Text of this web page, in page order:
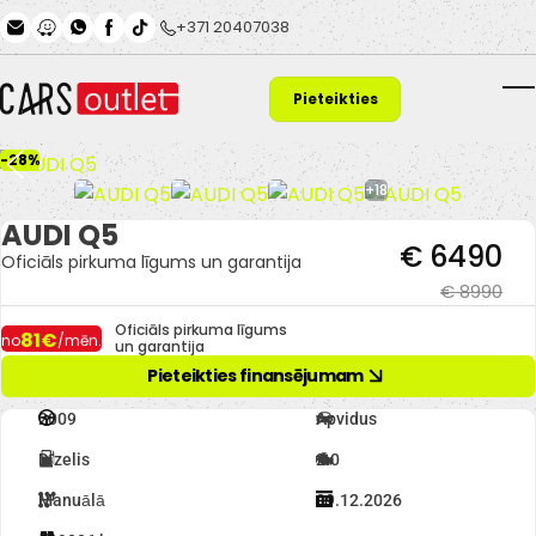
Skip to main content+371 20407038
Pieteikties
finansējumam
-28%
+18
AUDI Q5
Oficiāls pirkuma līgums un garantija
€ 8990
€ 6490
no81€/mēn.
Oficiāls pirkuma līgums
un garantija
Pieteikties finansējumam
2009 Apvidus
Dīzelis 2.0
Manuālā 09.12.2026